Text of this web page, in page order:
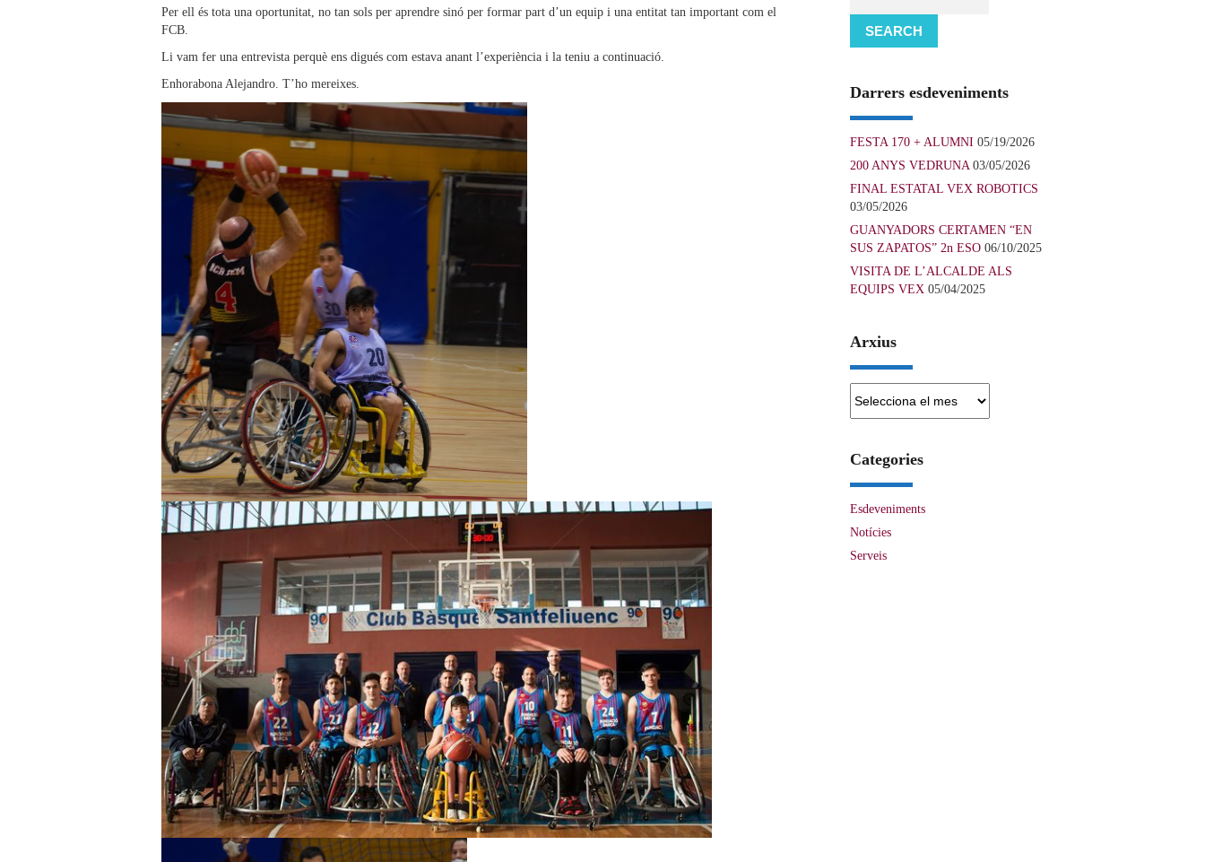
Per ell és tota una oportunitat, no tan sols per aprendre sinó per formar part d’un equip i una entitat tan important com el
FCB.
Li vam fer una entrevista perquè ens digués com estava anant l’experiència i la teniu a continuació.
Enhorabona Alejandro. T’ho mereixes.
SEARCH
Darrers esdeveniments
FESTA 170 + ALUMNI 05/19/2026
200 ANYS VEDRUNA 03/05/2026
FINAL ESTATAL VEX ROBOTICS
03/05/2026
GUANYADORS CERTAMEN “EN
SUS ZAPATOS” 2n ESO 06/10/2025
VISITA DE L’ALCALDE ALS
EQUIPS VEX 05/04/2025
Arxius
Categories
Esdeveniments
Notícies
Serveis